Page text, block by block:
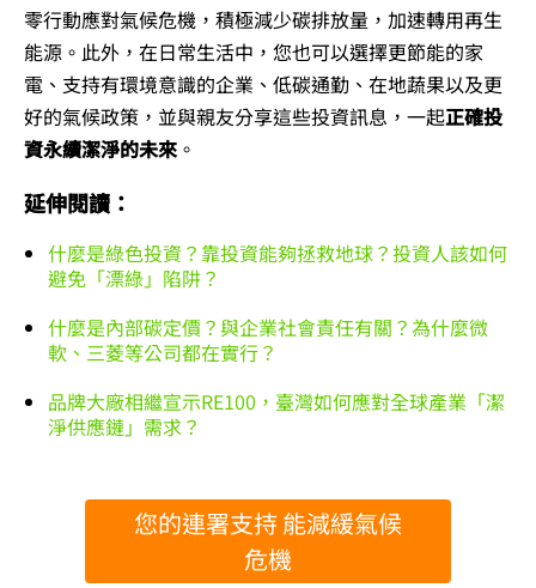
零行動應對氣候危機，積極減少碳排放量，加速轉用再生
能源。此外，在日常生活中，您也可以選擇更節能的家
電、支持有環境意識的企業、低碳通勤、在地蔬果以及更
好的氣候政策，並與親友分享這些投資訊息，一起正確投
資永續潔淨的未來。
延伸閱讀：
什麼是綠色投資？靠投資能夠拯救地球？投資人該如何
避免「漂綠」陷阱？
什麼是內部碳定價？與企業社會責任有關？為什麼微
軟、三菱等公司都在實行？
品牌大廠相繼宣示RE100，臺灣如何應對全球產業「潔
淨供應鏈」需求？
您的連署支持 能減緩氣候
危機